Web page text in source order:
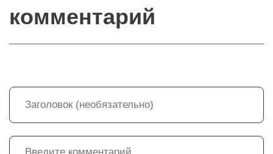
комментарий